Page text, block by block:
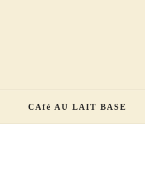
CAfé AU LAIT BASE